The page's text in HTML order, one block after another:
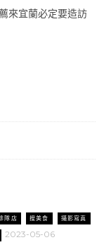
來宜蘭必定要造訪
隊店 搜美食 攝影寫真
2023-05-06